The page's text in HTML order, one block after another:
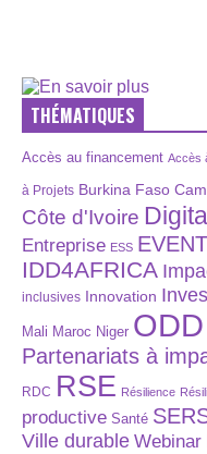
THÉMATIQUES
Accès au financement Accès
à Projets Burkina Faso
Côte d'Ivoire Digital
Entreprise ESS
IDD4AFRICA
inclusives Innovation
Mali Maroc Niger ODD
Partenariats à
RDC RSE Résilience
productive Santé
Ville durable Webinar